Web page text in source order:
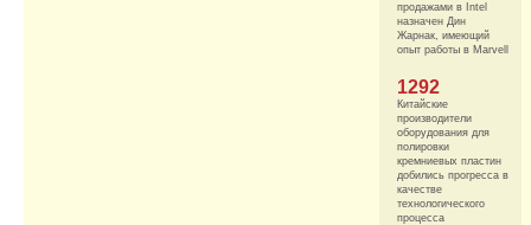
продажами в Intel
назначен Дин
Жарнак, имеющий
опыт работы в Marvell
1292
Китайские
производители
оборудования для
полировки
кремниевых пластин
добились прогресса в
качестве
технологического
процесса